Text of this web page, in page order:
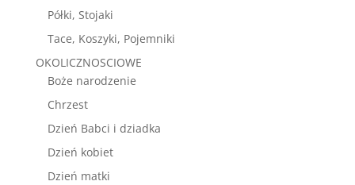
Półki, Stojaki
Tace, Koszyki, Pojemniki
OKOLICZNOSCIOWE
Boże narodzenie
Chrzest
Dzień Babci i dziadka
Dzień kobiet
Dzień matki